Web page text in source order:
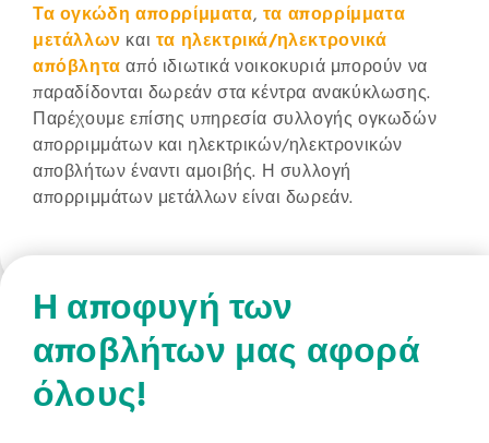
Τα ογκώδη απορρίμματα, τα απορρίμματα
μετάλλων και τα ηλεκτρικά/ηλεκτρονικά
απόβλητααπό ιδιωτικά νοικοκυριά μπορούν να
παραδίδονται δωρεάν στα κέντρα ανακύκλωσης.
Παρέχουμε επίσης υπηρεσία συλλογής ογκωδών
απορριμμάτων και ηλεκτρικών/ηλεκτρονικών
αποβλήτων έναντι αμοιβής. Η συλλογή
απορριμμάτων μετάλλων είναι δωρεάν.
Η αποφυγή των
αποβλήτων μας αφορά
όλους!